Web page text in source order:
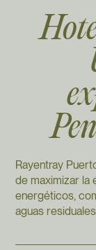
Rayentray
de maximizar la
energéticos,
aguas